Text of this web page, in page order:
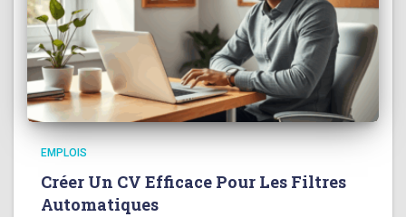
EMPLOIS
Créer Un CV Efficace Pour Les Filtres
Automatiques